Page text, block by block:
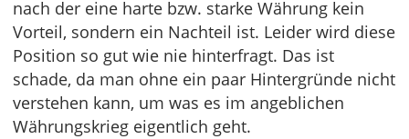
nach der eine harte bzw. starke Währung kein
Vorteil, sondern ein Nachteil ist. Leider wird diese
Position so gut wie nie hinterfragt. Das ist
schade, da man ohne ein paar Hintergründe nicht
verstehen kann, um was es im angeblichen
Währungskrieg eigentlich geht.